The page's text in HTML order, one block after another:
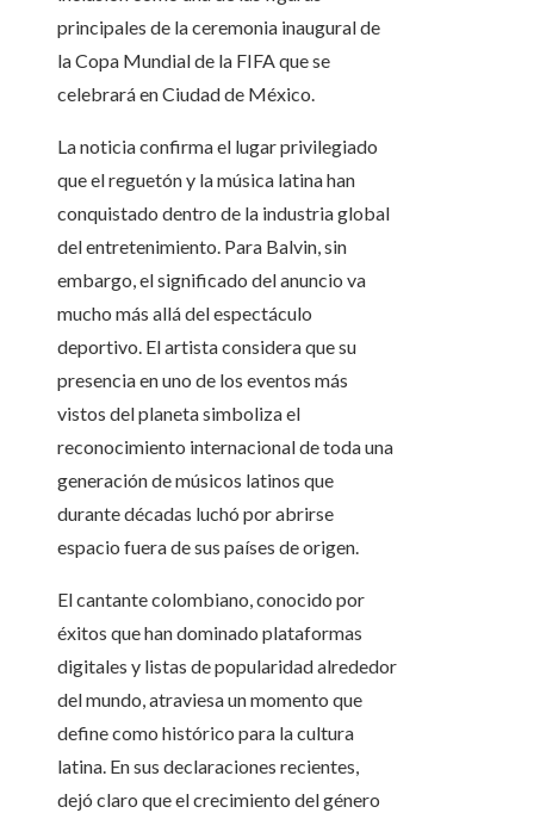
principales de la ceremonia inaugural de
la Copa Mundial de la FIFA que se
celebrará en Ciudad de México.
La noticia confirma el lugar privilegiado
que el reguetón y la música latina han
conquistado dentro de la industria global
del entretenimiento. Para Balvin, sin
embargo, el significado del anuncio va
mucho más allá del espectáculo
deportivo. El artista considera que su
presencia en uno de los eventos más
vistos del planeta simboliza el
reconocimiento internacional de toda una
generación de músicos latinos que
durante décadas luchó por abrirse
espacio fuera de sus países de origen.
El cantante colombiano, conocido por
éxitos que han dominado plataformas
digitales y listas de popularidad alrededor
del mundo, atraviesa un momento que
define como histórico para la cultura
latina. En sus declaraciones recientes,
dejó claro que el crecimiento del género